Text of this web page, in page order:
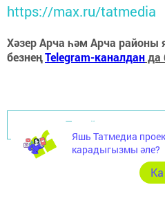
https://max.ru/tatmedia
Хәзер Арча һәм Арча
безнеңTelegram-каналданда
Перейти на
Яшь Татмедиа
карадыгызмы әле?